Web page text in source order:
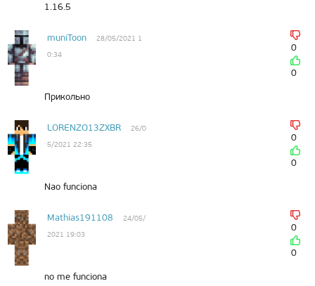
1.16.5
muniToon
28/05/2021 1
0:34
0
0
Прикольно
LORENZO13ZXBR
26/0
5/2021 22:35
0
0
Nao funciona
Mathias191108
24/05/
2021 19:03
0
0
no me funciona